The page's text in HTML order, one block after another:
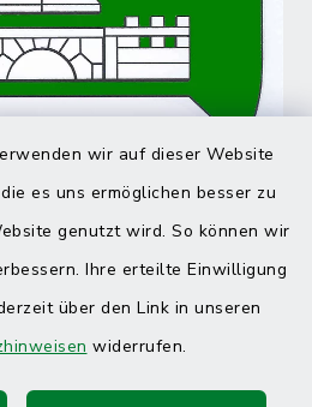
wir auf dieser Website
es uns ermöglichen besser zu
genutzt wird. So können wir
Ihre erteilte Einwilligung
über den Link in unseren
widerrufen.